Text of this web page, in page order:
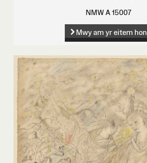
NMW A 15007
Mwy am yr eitem hon